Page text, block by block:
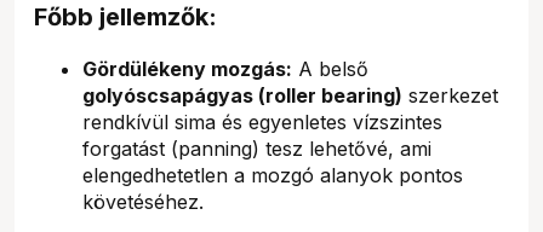
Főbb jellemzők:
Gördülékeny mozgás: A belső
golyóscsapágyas (roller bearing) szerkezet
rendkívül sima és egyenletes vízszintes
forgatást (panning) tesz lehetővé, ami
elengedhetetlen a mozgó alanyok pontos
követéséhez.